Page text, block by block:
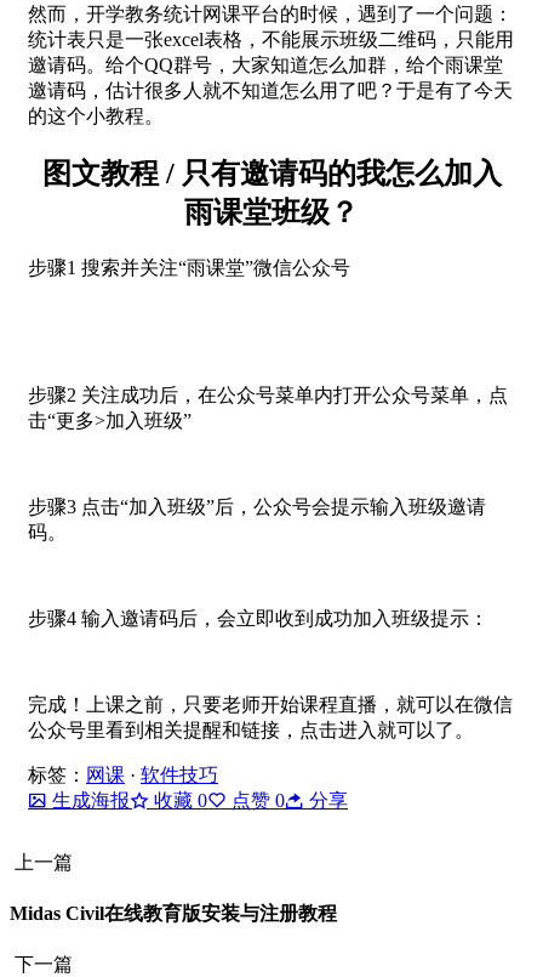
然而，开学教务统计网课平台的时候，遇到了一个问题：
统计表只是一张excel表格，不能展示班级二维码，只能用
邀请码。给个QQ群号，大家知道怎么加群，给个雨课堂
邀请码，估计很多人就不知道怎么用了吧？于是有了今天
的这个小教程。
图文教程 / 只有邀请码的我怎么加入
雨课堂班级？
步骤1 搜索并关注“雨课堂”微信公众号
步骤2 关注成功后，在公众号菜单内打开公众号菜单，点
击“更多>加入班级”
步骤3 点击“加入班级”后，公众号会提示输入班级邀请
码。
步骤4 输入邀请码后，会立即收到成功加入班级提示：
完成！上课之前，只要老师开始课程直播，就可以在微信
公众号里看到相关提醒和链接，点击进入就可以了。
标签： 网课 · 软件技巧
生成海报
收藏 0 点赞 0 分享
上一篇
Midas Civil在线教育版安装与注册教程
下一篇